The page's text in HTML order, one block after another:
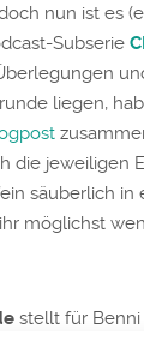
nun ist es
Subserie
liegen,
die jeweiligen
säuberlich in
möglichst
stellt für